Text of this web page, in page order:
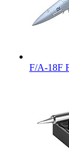
F/A-18F